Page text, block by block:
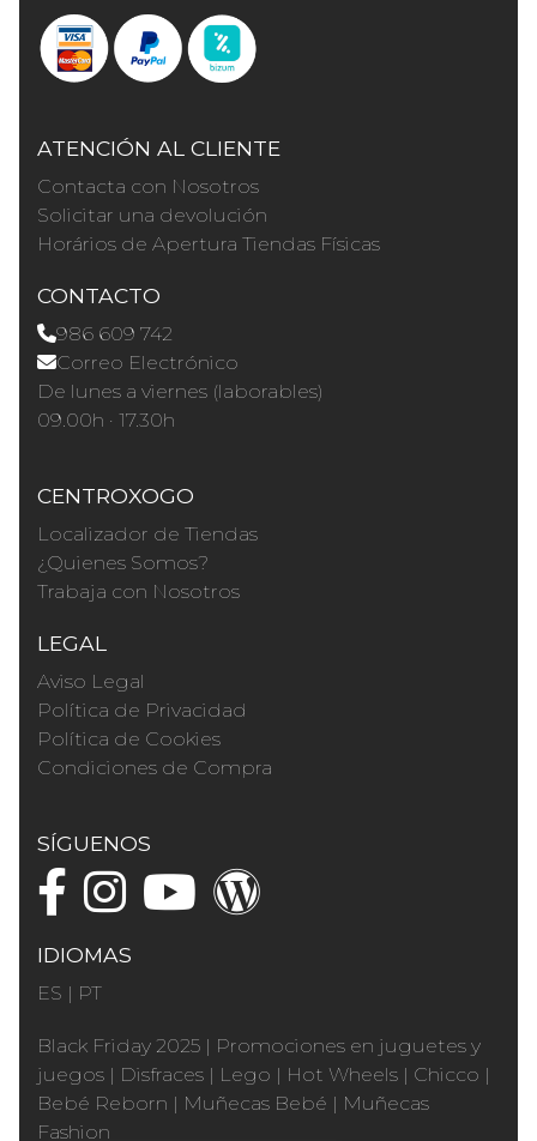
ATENCIÓN AL CLIENTE
Contacta con Nosotros
Solicitar una devolución
Horários de Apertura Tiendas Físicas
CONTACTO
986 609 742
Correo Electrónico
De lunes a viernes (laborables)
09.00h · 17.30h
CENTROXOGO
Localizador de Tiendas
¿Quienes Somos?
Trabaja con Nosotros
LEGAL
Aviso Legal
Política de Privacidad
Política de Cookies
Condiciones de Compra
SÍGUENOS
IDIOMAS
ES | PT
Black Friday 2025 | Promociones en juguetes y
juegos | Disfraces | Lego | Hot Wheels | Chicco |
Bebé Reborn | Muñecas Bebé | Muñecas
Fashion